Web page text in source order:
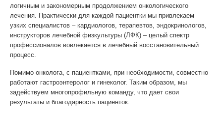
логичным и закономерным продолжением онкологического
лечения. Практически для каждой пациентки мы привлекаем
узких специалистов – кардиологов, терапевтов, эндокринологов,
инструкторов лечебной физкультуры (ЛФК) – целый спектр
профессионалов вовлекается в лечебный восстановительный
процесс.
Помимо онколога, с пациентками, при необходимости, совместно
работают гастроэнтеролог и гинеколог. Таким образом, мы
задействуем многопрофильную команду, что дает свои
результаты и благодарность пациенток.